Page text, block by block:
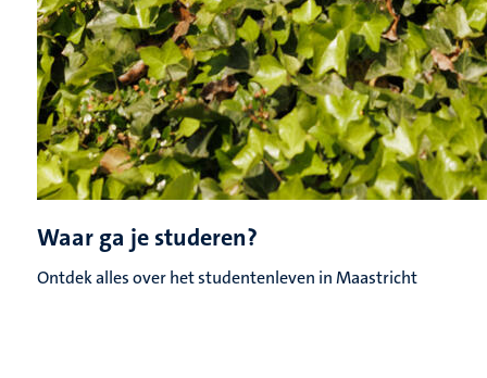
Waar ga je studeren?
Ontdek alles over het studentenleven in Maastricht